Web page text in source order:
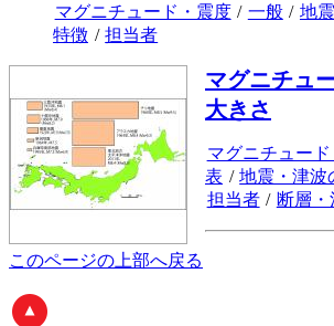
マグニチュード・震度 / 一般 / 地
特徴 / 担当者
マグニチュ
大きさ
マグニチュー
表 / 地震・津波
担当者 / 断層
このページの上部へ戻る